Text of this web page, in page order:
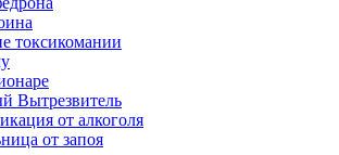
токсикомании
Вытрезвитель
от алкоголя
от запоя